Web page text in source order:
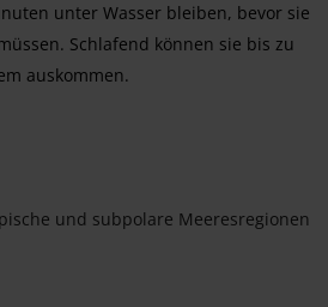
unter Wasser bleiben, bevor sie
Schlafend können sie bis zu
auskommen.
und subpolare Meeresregionen